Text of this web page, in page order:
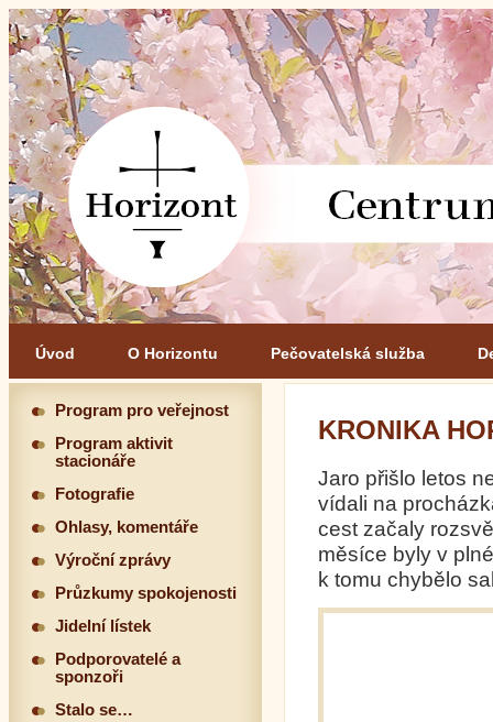
Úvod O Horizontu Pečovatelská služba
KRONIKA
Jaro přišlo letos
vídali na
cest začaly
měsíce byly v
k tomu chybělo
Program pro veřejnost
Program aktivit
stacionáře
Fotografie
Ohlasy, komentáře
Výroční zprávy
Průzkumy spokojenosti
Jidelní lístek
Podporovatelé a
sponzoři
Stalo se…